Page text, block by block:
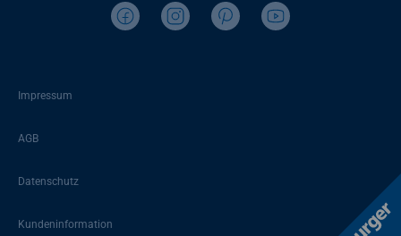
Impressum
AGB
Datenschutz
Kundeninformation